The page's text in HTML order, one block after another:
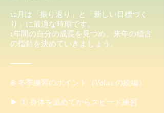
12月は「振り返り」と「新しい目標づく
り」に最適な時期です。
1年間の自分の成長を見つめ、来年の稽古
の指針を決めていきましょう。
⸻
❄️ 冬季練習のポイント（Vol.11 の続編）
▶ ① 身体を温めてからスピード練習